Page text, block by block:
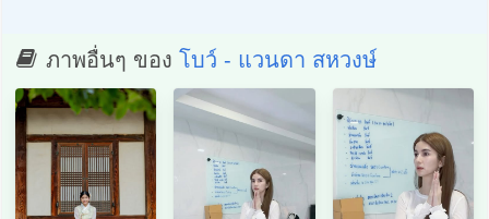
ภาพอื่นๆ ของ โบว์ - แวนดา สหวงษ์